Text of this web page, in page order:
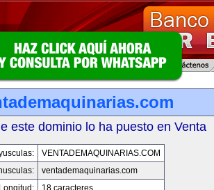
este dominio lo ha puesto en Venta
VENTADEMAQUINARIAS.COM
ventademaquinarias.com
Longitud:
18 caracteres